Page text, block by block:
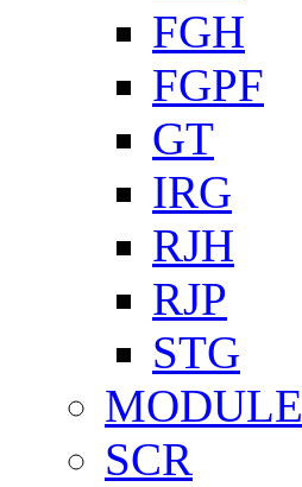
FGH
FGPF
GT
IRG
RJH
RJP
STG
MODULE
SCR